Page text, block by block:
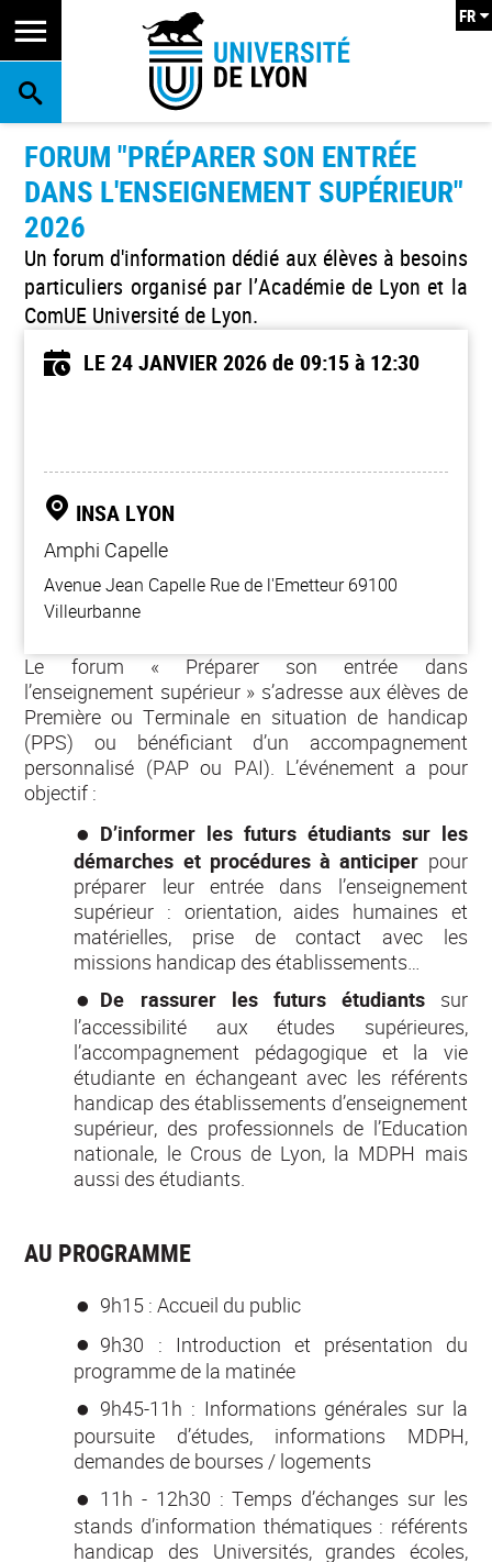
RECHERCHE
FR
FORUM "PRÉPARER SON ENTRÉE
DANS L'ENSEIGNEMENT SUPÉRIEUR"
2026
LE 24 JANVIER 2026de 09:15 à 12:30
INSA LYON
Amphi Capelle
Avenue Jean Capelle Rue de l'Emetteur 69100
Villeurbanne
Un forum d'information dédié aux élèves à besoins
particuliers organisé par l’Académie de Lyon et la
ComUE Université de Lyon.
Le forum « Préparer son entrée dans
l’enseignement supérieur » s’adresse aux élèves de
Première ou Terminale en situation de handicap
(PPS) ou bénéficiant d’un accompagnement
personnalisé (PAP ou PAI). L’événement a pour
objectif :
D’informer les futurs étudiants sur les
démarches et procédures à anticiper pour
préparer leur entrée dans l’enseignement
supérieur : orientation, aides humaines et
matérielles, prise de contact avec les
missions handicap des établissements…
De rassurer les futurs étudiantssur
l’accessibilité aux études supérieures,
l’accompagnement pédagogique et la vie
étudiante en échangeant avec les référents
handicap des établissements d’enseignement
supérieur, des professionnels de l’Education
nationale, le Crous de Lyon, la MDPH mais
aussi des étudiants.
AU PROGRAMME
9h15 : Accueil du public
9h30 : Introduction et présentation du
programme de la matinée
9h45-11h : Informations générales sur la
poursuite d’études, informations MDPH,
demandes de bourses / logements
11h - 12h30 : Temps d’échanges sur les
stands d’information thématiques : référents
handicap des Universités, grandes écoles,